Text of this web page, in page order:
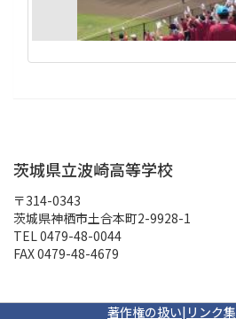
茨城県立波崎高等学校
〒314-0343
茨城県神栖市土合本町2-9928-1
TEL 0479-48-0044
FAX 0479-48-4679
著作権の扱い| リンク集